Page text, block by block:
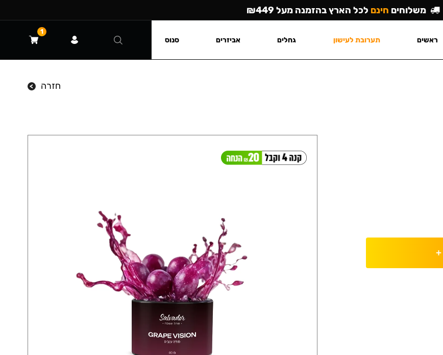
חזרה
+
משלוחים חינם לכל הארץ בהזמנה מעל ₪449
ראשים תערובת לעישון גחלים אביזרים סנוס
1